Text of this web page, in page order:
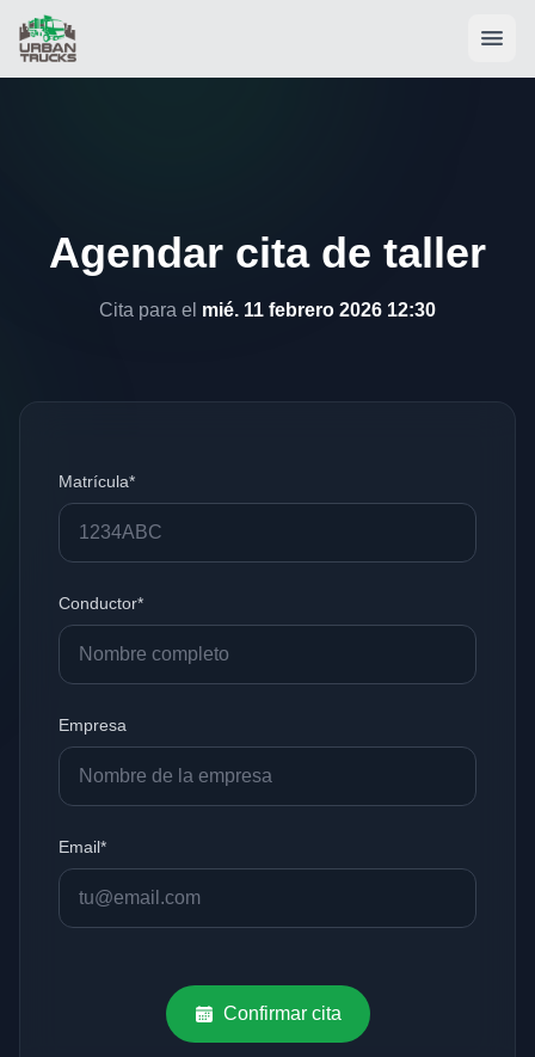
Agendar cita de taller
Cita para el mié. 11 febrero 2026 12:30
Matrícula*
Conductor*
Empresa
Email*
Confirmar cita